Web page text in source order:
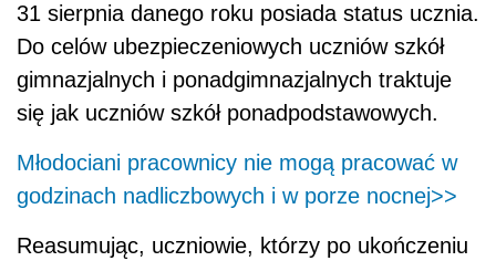
31 sierpnia danego roku posiada status ucznia.
Do celów ubezpieczeniowych uczniów szkół
gimnazjalnych i ponadgimnazjalnych traktuje
się jak uczniów szkół ponadpodstawowych.
Młodociani pracownicy nie mogą pracować w
godzinach nadliczbowych i w porze nocnej>>
Reasumując, uczniowie, którzy po ukończeniu